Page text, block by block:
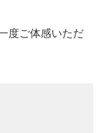
度ご体感いただ